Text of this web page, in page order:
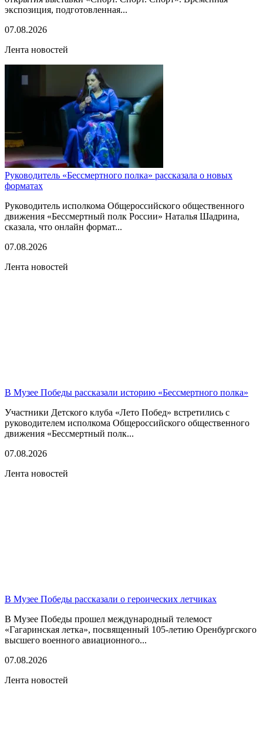
экспозиция, подготовленная...
07.08.2026
Лента новостей
Руководитель «Бессмертного полка» рассказала о новых
форматах
Руководитель исполкома Общероссийского общественного
движения «Бессмертный полк России» Наталья Шадрина,
сказала, что онлайн формат...
07.08.2026
Лента новостей
В Музее Победы рассказали историю «Бессмертного полка»
Участники Детского клуба «Лето Побед» встретились с
руководителем исполкома Общероссийского общественного
движения «Бессмертный полк...
07.08.2026
Лента новостей
В Музее Победы рассказали о героических летчиках
В Музее Победы прошел международный телемост
«Гагаринская летка», посвященный 105-летию Оренбургского
высшего военного авиационного...
07.08.2026
Лента новостей